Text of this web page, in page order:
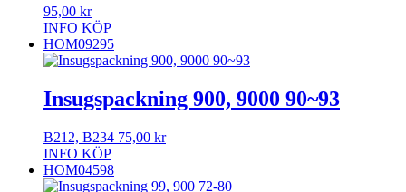
95,00 kr
INFO KÖP
HOM09295
Insugspackning 900, 9000 90~93
B212, B234 75,00 kr
INFO KÖP
HOM04598